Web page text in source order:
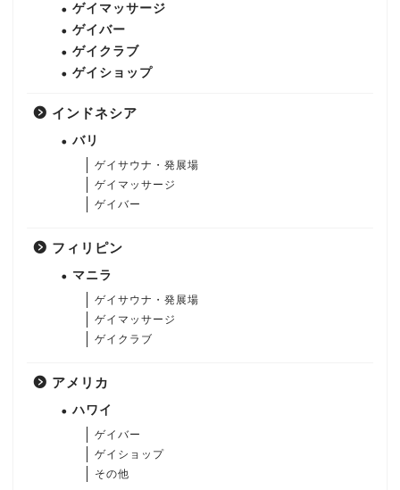
ゲイマッサージ
ゲイバー
ゲイクラブ
ゲイショップ
インドネシア
バリ
ゲイサウナ・発展場
ゲイマッサージ
ゲイバー
フィリピン
マニラ
ゲイサウナ・発展場
ゲイマッサージ
ゲイクラブ
アメリカ
ハワイ
ゲイバー
ゲイショップ
その他